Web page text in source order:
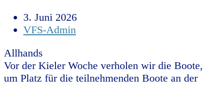
3. Juni 2026
VFS-Admin
Allhands
Vor der Kieler Woche verholen wir die Boote,
um Platz für die teilnehmenden Boote an der